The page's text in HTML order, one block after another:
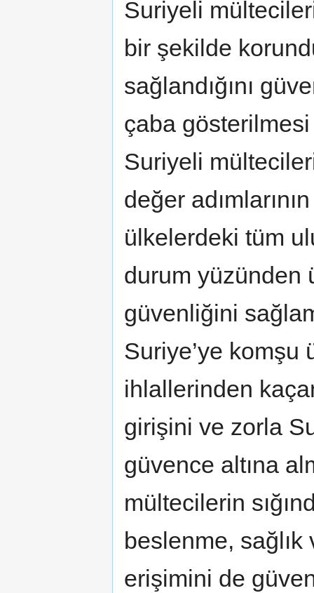
Suriyeli
bir şekilde
sağlandığını
çaba
Suriyeli
değer
ülkelerdeki tüm
durum yüzünden
güvenliğini
Suriye’ye komşu
ihlallerinden
girişini ve zorla
güvence altına
mültecilerin
beslenme,
erişimini de